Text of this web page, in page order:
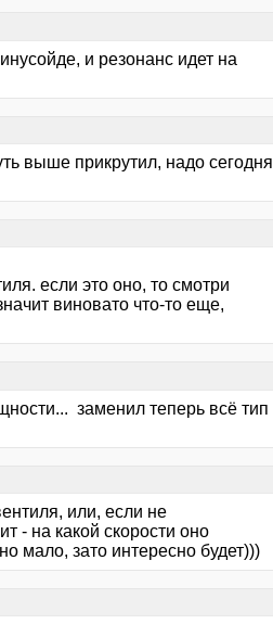
и резонанс идет на
выше прикрутил, надо сегодня
если это оно, то смотри
виновато что-то еще,
заменил теперь всё тип
или, если не
- на какой скорости оно
мало, зато интересно будет)))